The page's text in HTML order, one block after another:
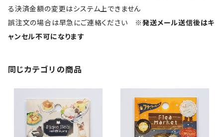
る決済金額の変更はシステム上できません
誤注文の場合は早急にご連絡ください ※発送メール送信後はキ
ャンセル不可になります
同じカテゴリの商品